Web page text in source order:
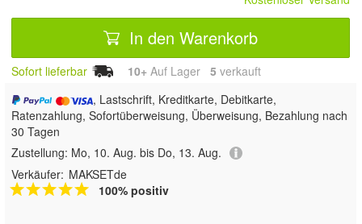
In den Warenkorb
Sofort lieferbar 10+ Auf Lager 5 verkauft
, Lastschrift, Kreditkarte, Debitkarte,
Ratenzahlung, Sofortüberweisung, Überweisung, Bezahlung nach
30 Tagen
Zustellung: Mo, 10. Aug. bis Do, 13. Aug.
Verkäufer: MAKSETde
100% positiv